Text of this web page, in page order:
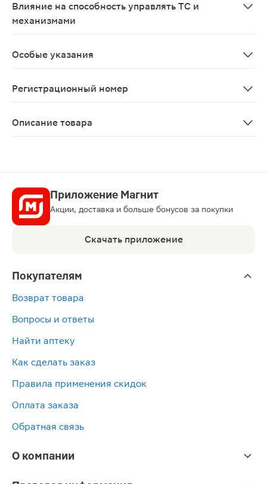
Влияние на способность управлять ТС и
механизмами
Особые указания
Регистрационный номер
Описание товара
Приложение Магнит
Акции, доставка и больше бонусов за покупки
Скачать приложение
Покупателям
Возврат товара
Вопросы и ответы
Найти аптеку
Как сделать заказ
Правила применения скидок
Оплата заказа
Обратная связь
О компании